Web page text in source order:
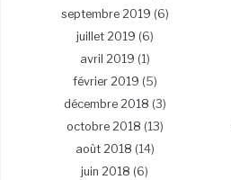
septembre 2019 (6)
juillet 2019 (6)
avril 2019 (1)
février 2019 (5)
décembre 2018 (3)
octobre 2018 (13)
août 2018 (14)
juin 2018 (6)